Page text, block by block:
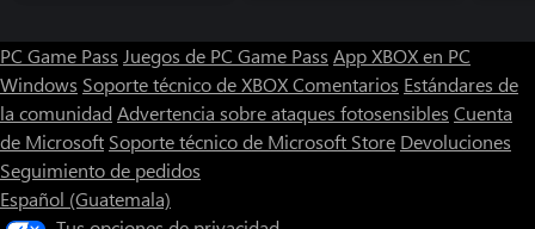
PC Game Pass Juegos de PC Game Pass App XBOX en PC
Windows Soporte técnico de XBOXComentarios Estándares de
la comunidad Advertencia sobre ataques fotosensibles Cuenta
de Microsoft Soporte técnico de Microsoft Store Devoluciones
Seguimiento de pedidos
Español (Guatemala)